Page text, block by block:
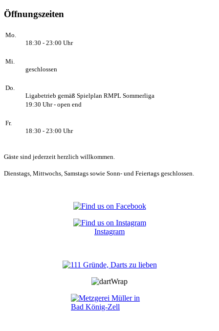
Öffnungszeiten
Mo.
18:30 - 23:00 Uhr
Mi.
geschlossen
Do.
Ligabetrieb gemäß Spielplan RMPL Sommerliga
19:30 Uhr - open end
Fr.
18:30 - 23:00 Uhr
Gäste sind jederzeit herzlich willkommen.
Dienstags, Mittwochs, Samstags sowie Sonn- und Feiertags geschlossen.
Instagram